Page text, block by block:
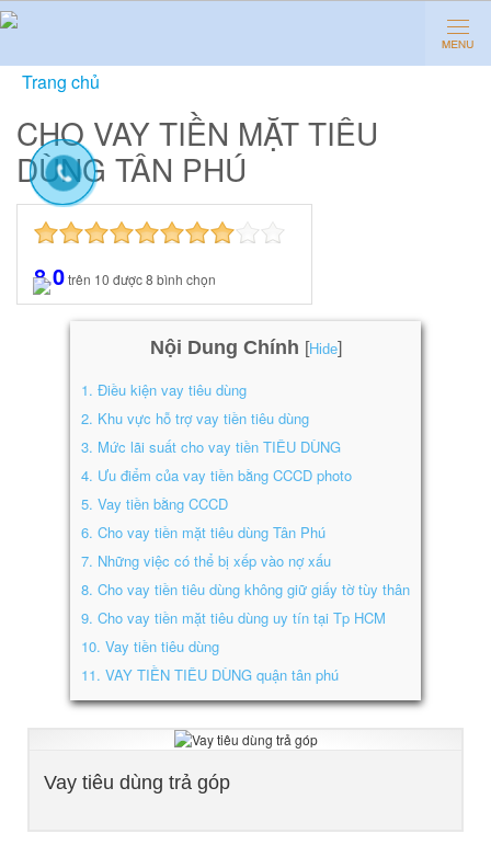
Trang chủ
CHO VAY TIỀN MẶT TIÊU
DÙNG TÂN PHÚ
8.0trên 10 được8 bình chọn
Nội Dung Chính [Hide]
1. Điều kiện vay tiêu dùng
2. Khu vực hỗ trợ vay tiền tiêu dùng
3. Mức lãi suất cho vay tiền TIÊU DÙNG
4. Ưu điểm của vay tiền bằng CCCD photo
5. Vay tiền bằng CCCD
6. Cho vay tiền mặt tiêu dùng Tân Phú
7. Những việc có thể bị xếp vào nợ xấu
8. Cho vay tiền tiêu dùng không giữ giấy tờ tùy thân
9. Cho vay tiền mặt tiêu dùng uy tín tại Tp HCM
10. Vay tiền tiêu dùng
11. VAY TIỀN TIÊU DÙNG quận tân phú
Vay tiêu dùng trả góp